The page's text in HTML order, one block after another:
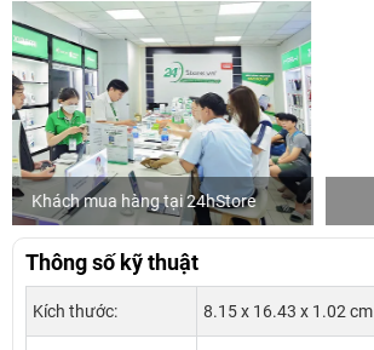
Ca sĩ/Diễn viên Jun Phạm
Thông số kỹ thuật
Kích thước: 8.15 x 16.43 x 1.02 cm